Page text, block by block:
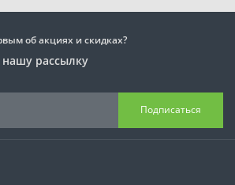
об акциях и скидках?
рассылку
Подписаться